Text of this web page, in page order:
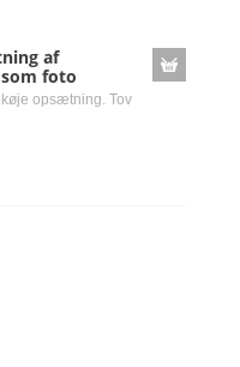
af
foto
opsætning. Tov